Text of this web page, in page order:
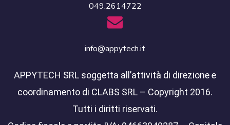
049.2614722
info@appytech.it
APPYTECH SRL soggetta all’attività di direzione e
coordinamento di CLABS SRL – Copyright 2016.
Tutti i diritti riservati.